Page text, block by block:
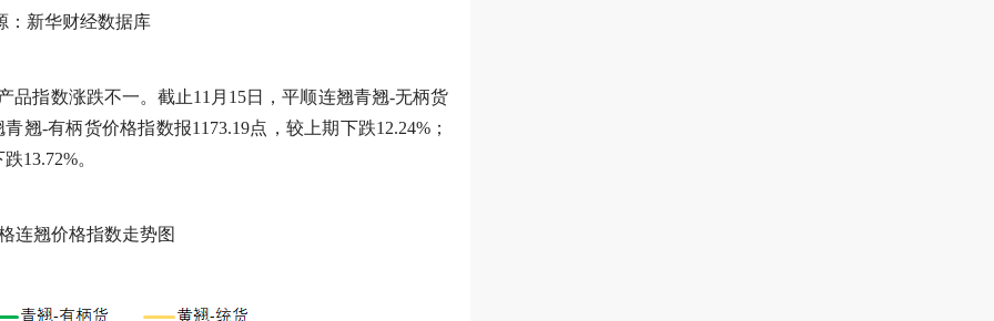
：新华财经数据库
品指数涨跌不一。截止11月15日，平顺连翘青翘-无柄货
翘-有柄货价格指数报1173.19点，较上期下跌12.24%；
13.72%。
连翘价格指数走势图